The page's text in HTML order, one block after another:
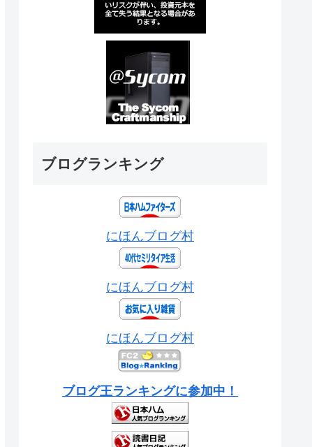
ブログランキング
にほんブログ村
にほんブログ村
にほんブログ村
ブログ王ランキングに参加中！